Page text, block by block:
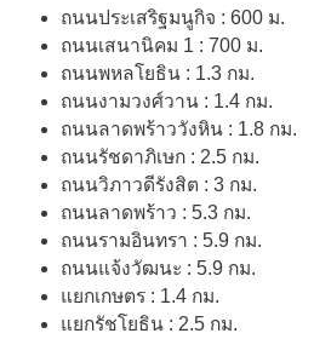
ถนนประเสริฐมนูกิจ : 600 ม.
ถนนเสนานิคม 1 : 700 ม.
ถนนพหลโยธิน : 1.3 กม.
ถนนงามวงศ์วาน : 1.4 กม.
ถนนลาดพร้าววังหิน : 1.8 กม.
ถนนรัชดาภิเษก : 2.5 กม.
ถนนวิภาวดีรังสิต : 3 กม.
ถนนลาดพร้าว : 5.3 กม.
ถนนรามอินทรา : 5.9 กม.
ถนนแจ้งวัฒนะ : 5.9 กม.
แยกเกษตร : 1.4 กม.
แยกรัชโยธิน : 2.5 กม.